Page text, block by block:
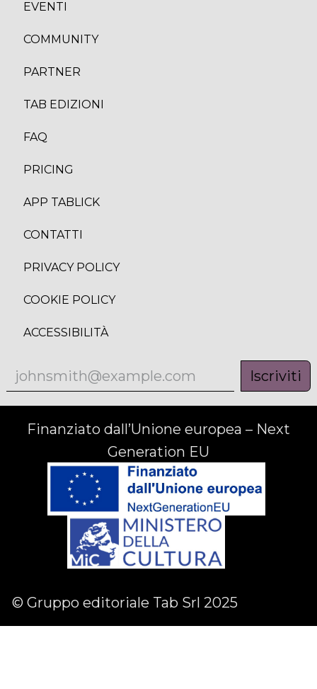
EVENTI
COMMUNITY
PARTNER
TAB EDIZIONI
FAQ
PRICING
APP TABLICK
CONTATTI
PRIVACY POLICY
COOKIE POLICY
ACCESSIBILITÀ
Iscriviti
Finanziato dall’Unione europea – Next
Generation EU
© Gruppo editoriale Tab Srl 2025